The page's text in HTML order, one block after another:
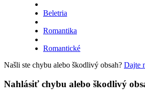
Beletria
Romantika
Romantické
Našli ste chybu alebo škodlivý obsah? Dajte
Nahlásiť chybu alebo škodlivý